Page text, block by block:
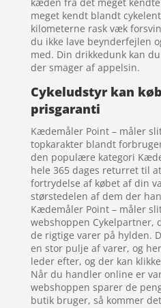
kæden fra det meget
meget kendt blandt
kilometerne rask væk
du ikke lave beynderfejlen
med. Din drikkedunk kan
der smager af appelsin.
Cykeludstyr kan
prisgaranti
Kædemåler Point – måler
topkarakter blandt
den populære kategori
hele 365 dages returret til
fortrydelse af købet af din
størstedelen af dem der
Kædemåler Point – måler
webshoppen Cykelpartner,
de rigtige varer på hylden.
en stor pulje af varer, og
leder efter, og der kan
Når du handler online er
webshoppen sparer de
butik bruger, så kommer